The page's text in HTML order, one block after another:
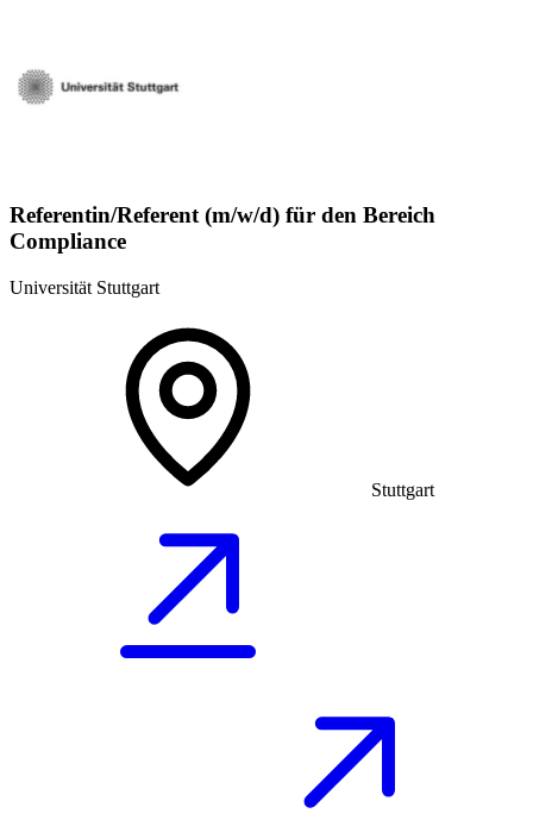
Referentin/Referent (m/w/d) für den Bereich
Compliance
Universität Stuttgart
Stuttgart